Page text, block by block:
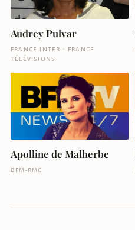
Audrey Pulvar
FRANCE INTER · FRANCE
TÉLÉVISIONS
Apolline de Malherbe
BFM-RMC